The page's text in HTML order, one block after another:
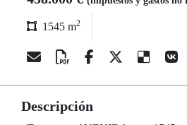
1545 m2
Descripción